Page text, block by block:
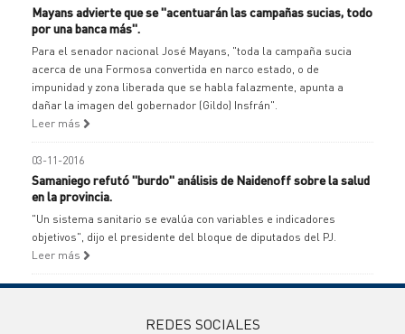
Mayans advierte que se "acentuarán las campañas sucias, todo
por una banca más".
Para el senador nacional José Mayans, "toda la campaña sucia
acerca de una Formosa convertida en narco estado, o de
impunidad y zona liberada que se habla falazmente, apunta a
dañar la imagen del gobernador (Gildo) Insfrán".
Leer más
03-11-2016
Samaniego refutó "burdo" análisis de Naidenoff sobre la salud
en la provincia.
"Un sistema sanitario se evalúa con variables e indicadores
objetivos", dijo el presidente del bloque de diputados del PJ.
Leer más
REDES SOCIALES